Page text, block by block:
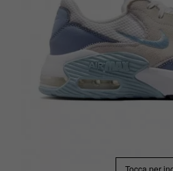
Tocca per